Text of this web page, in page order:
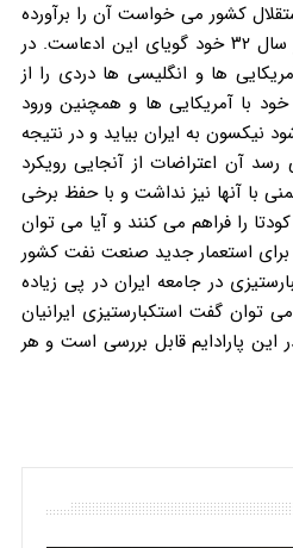
کشور می خواست آن را برآورده
کند، موجب تحریک بیشتر جامعه و بحرانی تر شدن اوضاع کشور می شود. اعتراضات بازاریان و دانشجویان در سال ۳۲ خود گویای این ادعاست. در
ها و انگلیسی ها دردی را از
با آمریکایی ها و همچنین ورود
به ایران بیاید و در نتیجه
آن اعتراضات از آنجایی رویکرد
با آنها نیز نداشت و با حفظ برخی
را فراهم می کنند و آیا می توان
برای استعمار جدید صنعت نفت کشور
در جامعه ایران در پی زیاده
گفت استکبارستیزی ایرانیان
پارادایم قابل بررسی است و هر